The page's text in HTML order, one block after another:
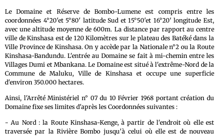
Le Domaine et Réserve de Bombo-Lumene est compris entre les
coordonnées 4°20'et 5°80' latitude Sud et 15°50'et 16°20' longitude Est,
avec une altitude moyenne de 600m. La distance par rapport au centre
ville de Kinshasa est de 120 Kilomètres sur le plateau des Batéké dans la
Ville Province de Kinshasa. On y accède par la Nationale n°2 ou la Route
Kinshasa-Bandundu. L'entrée au Domaine se fait à mi-chemin entre les
Villages Dumi et Mbankana. Le Domaine est situé à l'extrême-Nord de la
Commune de Maluku, Ville de Kinshasa et occupe une superficie
d'environ 350.000 hectares.
Ainsi, l'Arrêté Ministériel n° 07 du 10 Février 1968 portant création du
Domaine fixe ses limites d'après les Coordonnées suivantes :
- Au Nord : la Route Kinshasa-Kenge, à partir de l'endroit où elle est
traversée par la Rivière Bombo jusqu'à celui où elle est de nouveau